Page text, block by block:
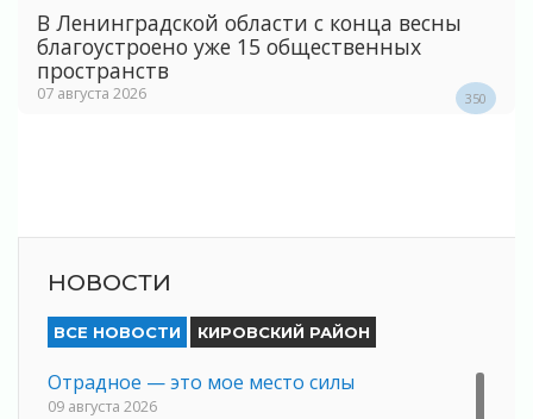
В Ленинградской области с конца весны
благоустроено уже 15 общественных
пространств
07 августа 2026 350
НОВОСТИ
ВСЕ НОВОСТИ КИРОВСКИЙ РАЙОН
Отрадное — это мое место силы
09 августа 2026